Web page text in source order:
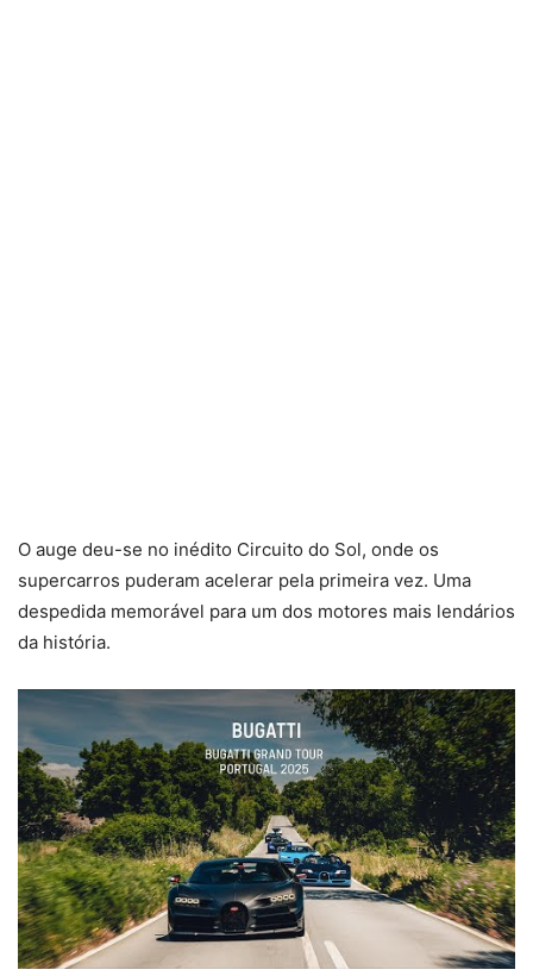
O auge deu-se no inédito Circuito do Sol, onde os
supercarros puderam acelerar pela primeira vez. Uma
despedida memorável para um dos motores mais lendários
da história.